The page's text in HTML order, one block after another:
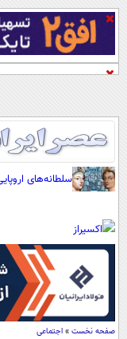
سلطانه‌های
صفحه نخست » اجتماعی